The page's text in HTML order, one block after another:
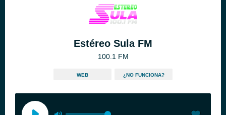
Estéreo Sula FM
100.1 FM
WEB ¿NO FUNCIONA?